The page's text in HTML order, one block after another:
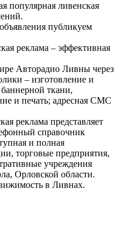
популярная ливенская
публикуем
реклама – эффективная
Авторадио Ливны через
– изготовление и
ткани,
и печать; адресная СМС
реклама представляет
справочник
и полная
торговые предприятия,
учреждения
Орловской области.
в Ливнах.